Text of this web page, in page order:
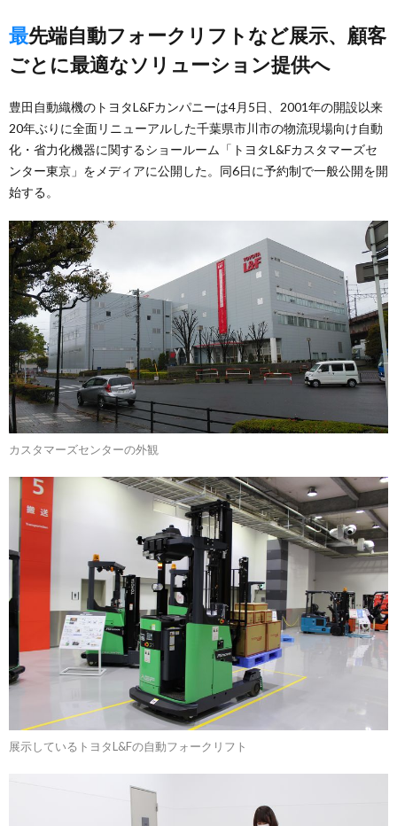
最先端自動フォークリフトなど展示、顧客
ごとに最適なソリューション提供へ
豊田自動織機のトヨタL&Fカンパニーは4月5日、2001年の開設以来
20年ぶりに全面リニューアルした千葉県市川市の物流現場向け自動
化・省力化機器に関するショールーム「トヨタL&Fカスタマーズセ
ンター東京」をメディアに公開した。同6日に予約制で一般公開を開
始する。
カスタマーズセンターの外観
展示しているトヨタL&Fの自動フォークリフト